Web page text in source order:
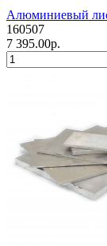
Алюминиевый
160507
7 395.00р.